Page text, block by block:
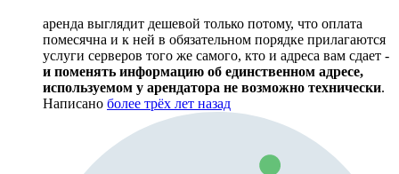
аренда выглядит дешевой только потому, что оплата
помесячна и к ней в обязательном порядке прилагаются
услуги серверов того же самого, кто и адреса вам сдает -
и поменять информацию об единственном адресе,
используемом у арендатора не возможно технически.
Написано более трёх лет назад